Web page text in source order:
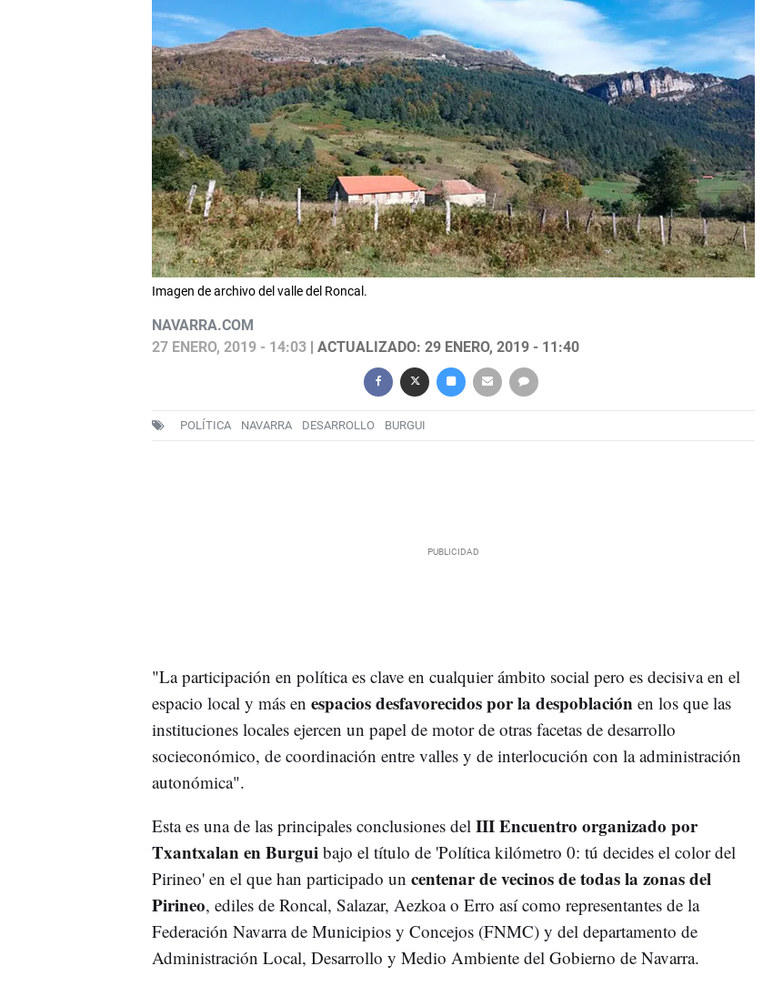
Imagen de archivo del valle del Roncal.
NAVARRA.COM
27 ENERO, 2019 - 14:03| ACTUALIZADO: 29 ENERO, 2019 - 11:40
POLÍTICA NAVARRA DESARROLLO BURGUI
"La participación en política es clave en cualquier ámbito social pero es decisiva en el
espacio local y más en espacios desfavorecidos por la despoblación en los que las
instituciones locales ejercen un papel de motor de otras facetas de desarrollo
socieconómico, de coordinación entre valles y de interlocución con la administración
autonómica".
Esta es una de las principales conclusiones delIII Encuentro organizado por
Txantxalan en Burgui bajo el título de 'Política kilómetro 0: tú decides el color del
Pirineo' en el que han participado un centenar de vecinos de todas la zonas del
Pirineo, ediles de Roncal, Salazar, Aezkoa o Erro así como representantes de la
Federación Navarra de Municipios y Concejos (FNMC) y del departamento de
Administración Local, Desarrollo y Medio Ambiente del Gobierno de Navarra.